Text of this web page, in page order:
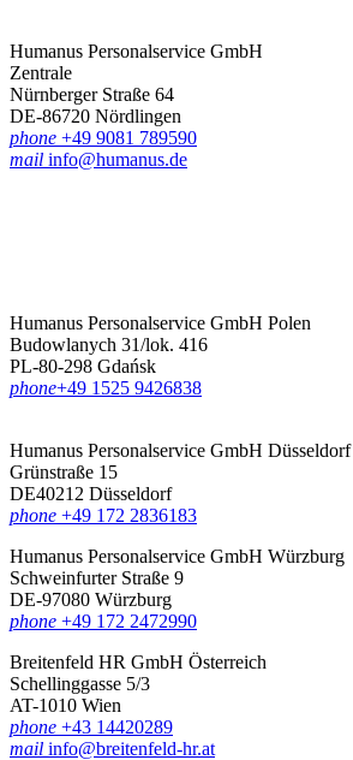
Humanus Personalservice GmbH
Zentrale
Nürnberger Straße 64
DE-86720 Nördlingen
phone +49 9081 789590
mail info@humanus.de
Humanus Personalservice GmbH Polen
Budowlanych 31/lok. 416
PL-80-298 Gdańsk
phone‪+49 1525 9426838‬
Humanus Personalservice GmbH Düsseldorf
Grünstraße 15
DE40212 Düsseldorf
phone +49 172 2836183‬
Humanus Personalservice GmbH Würzburg
Schweinfurter Straße 9
DE-97080 Würzburg
phone +49 172 2472990
Breitenfeld HR GmbH Österreich
Schellinggasse 5/3
AT-1010 Wien
phone +43 14420289
mail info@breitenfeld-hr.at